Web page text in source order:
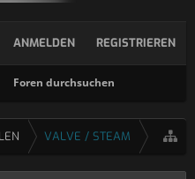
Foren durchsuchen
ANMELDEN REGISTRIEREN
VALVE / STEAM